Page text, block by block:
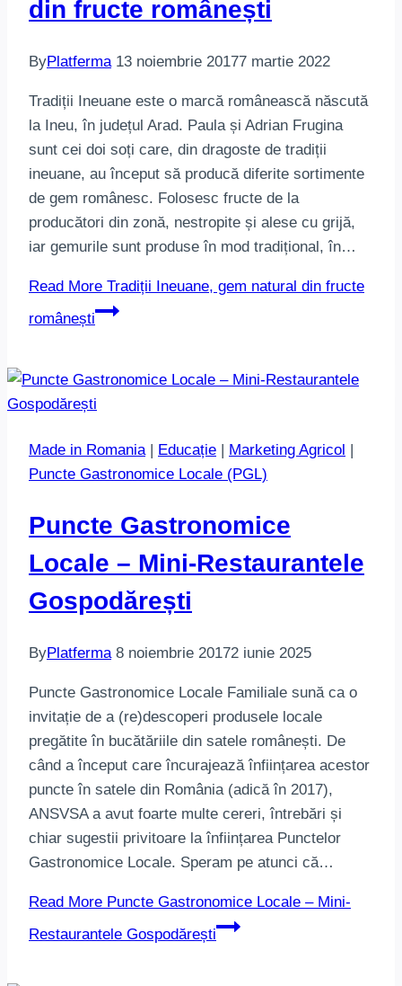
din fructe românești
ByPlatferma 13 noiembrie 20177 martie 2022
Tradiții Ineuane este o marcă românească născută
la Ineu, în județul Arad. Paula și Adrian Frugina
sunt cei doi soți care, din dragoste de tradiții
ineuane, au început să producă diferite sortimente
de gem românesc. Folosesc fructe de la
producători din zonă, nestropite și alese cu grijă,
iar gemurile sunt produse în mod tradițional, în…
Read More Tradiții Ineuane, gem natural din fructe
românești
Made in Romania| Educație | Marketing Agricol |
Puncte Gastronomice Locale (PGL)
Puncte Gastronomice
Locale – Mini-Restaurantele
Gospodărești
ByPlatferma 8 noiembrie 20172 iunie 2025
Puncte Gastronomice Locale Familiale sună ca o
invitație de a (re)descoperi produsele locale
pregătite în bucătăriile din satele românești. De
când a început care încurajează înființarea acestor
puncte în satele din România (adică în 2017),
ANSVSA a avut foarte multe cereri, întrebări și
chiar sugestii privitoare la înființarea Punctelor
Gastronomice Locale. Speram pe atunci că…
Read More Puncte Gastronomice Locale – Mini-
Restaurantele Gospodărești